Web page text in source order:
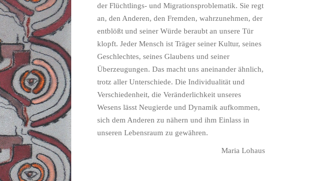
der Flüchtlings- und Migrationsproblematik. Sie regt
an, den Anderen, den Fremden, wahrzunehmen, der
entblößt und seiner Würde beraubt an unsere Tür
klopft. Jeder Mensch ist Träger seiner Kultur, seines
Geschlechtes, seines Glaubens und seiner
Überzeugungen. Das macht uns aneinander ähnlich,
trotz aller Unterschiede. Die Individualität und
Verschiedenheit, die Veränderlichkeit unseres
Wesens lässt Neugierde und Dynamik aufkommen,
sich dem Anderen zu nähern und ihm Einlass in
unseren Lebensraum zu gewähren.
Maria Lohaus